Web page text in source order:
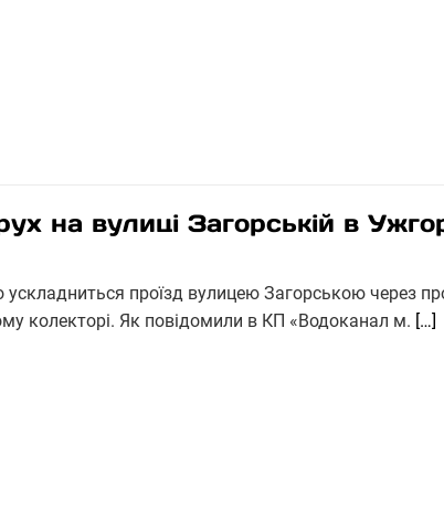
на вулиці Загорській в
ускладниться проїзд вулицею Загорською через
колекторі. Як повідомили в КП «Водоканал м. […]